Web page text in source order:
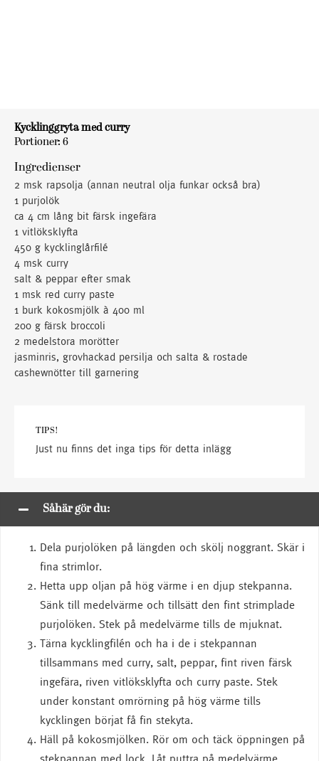
Kycklinggryta med curry
Portioner: 6
Ingredienser
2 msk rapsolja (annan neutral olja funkar också bra)
1 purjolök
ca 4 cm lång bit färsk ingefära
1 vitlöksklyfta
450 g kycklinglårfilé
4 msk curry
salt & peppar efter smak
1 msk red curry paste
1 burk kokosmjölk à 400 ml
200 g färsk broccoli
2 medelstora morötter
jasminris, grovhackad persilja och salta & rostade
cashewnötter till garnering
TIPS!
Just nu finns det inga tips för detta inlägg
Såhär gör du:
Dela purjolöken på längden och skölj noggrant. Skär i
fina strimlor.
Hetta upp oljan på hög värme i en djup stekpanna.
Sänk till medelvärme och tillsätt den fint strimplade
purjolöken. Stek på medelvärme tills de mjuknat.
Tärna kycklingfilén och ha i de i stekpannan
tillsammans med curry, salt, peppar, fint riven färsk
ingefära, riven vitlöksklyfta och curry paste. Stek
under konstant omrörning på hög värme tills
kycklingen börjat få fin stekyta.
Häll på kokosmjölken. Rör om och täck öppningen på
stekpannan med lock. Låt puttra på medelvärme.